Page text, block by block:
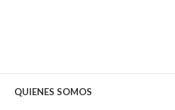
QUIENES SOMOS